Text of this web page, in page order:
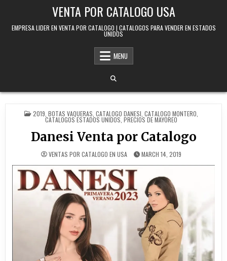
VENTA POR CATALOGO USA
EMPRESA LIDER EN VENTA POR CATALOGO | CATALOGOS PARA VENDER EN ESTADOS
UNIDOS
MENU
POSTED IN
2019 BOTAS VAQUERAS CATALOGO DANESI CATALOGO MONTERO
CATALOGOS ESTADOS UNIDOS PRECIOS DE MAYOREO
Danesi Venta por Catalogo
VENTAS POR CATALOGO EN USA MARCH 14, 2019